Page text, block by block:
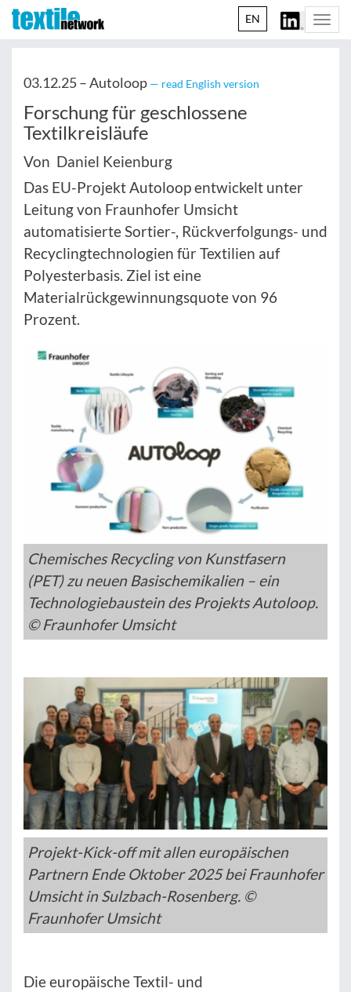
EN
03.12.25 –Autoloop — read English version
Forschung für geschlossene
Textilkreisläufe
Von Daniel Keienburg
Das EU-Projekt Autoloop entwickelt unter
Leitung von Fraunhofer Umsicht
automatisierte Sortier-, Rückverfolgungs- und
Recyclingtechnologien für Textilien auf
Polyesterbasis. Ziel ist eine
Materialrückgewinnungsquote von 96
Prozent.
Chemisches Recycling von Kunstfasern
(PET) zu neuen Basischemikalien – ein
Technologiebaustein des Projekts Autoloop.
© Fraunhofer Umsicht
Projekt-Kick-off mit allen europäischen
Partnern Ende Oktober 2025 bei Fraunhofer
Umsicht in Sulzbach-Rosenberg. ©
Fraunhofer Umsicht
Die europäische Textil- und